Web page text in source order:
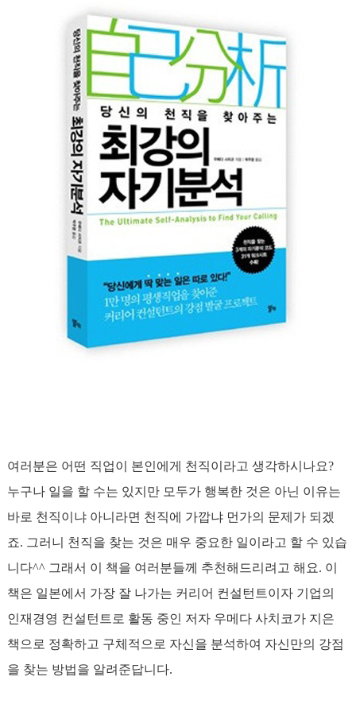
여러분은 어떤 직업이 본인에게 천직이라고 생각하시나요?
누구나 일을 할 수는 있지만 모두가 행복한 것은 아닌 이유는
바로 천직이냐 아니라면 천직에 가깝냐 먼가의 문제가 되겠
죠. 그러니 천직을 찾는 것은 매우 중요한 일이라고 할 수 있습
니다^^ 그래서 이 책을 여러분들께 추천해드리려고 해요. 이
책은 일본에서 가장 잘 나가는 커리어 컨설턴트이자 기업의
인재경영 컨설턴트로 활동 중인 저자 우메다 사치코가 지은
책으로 정확하고 구체적으로 자신을 분석하여 자신만의 강점
을 찾는 방법을 알려준답니다.